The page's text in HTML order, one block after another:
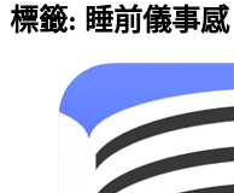
標籤: 睡前儀事感